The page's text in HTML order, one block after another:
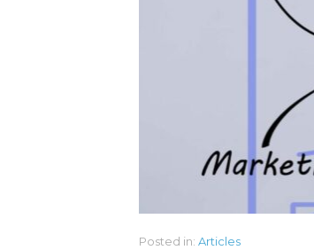
Posted in: Articles